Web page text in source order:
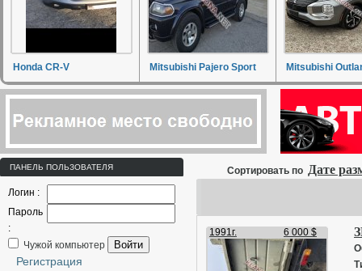
Honda CR-V Mitsubishi Pajero Sport Mitsubishi
ПАНЕЛЬ ПОЛЬЗОВАТЕЛЯ
Логин :
Пароль
:
Чужой компьютер
Войти
Регистрация
Сортировать по Дате
1991г. 6 000 $